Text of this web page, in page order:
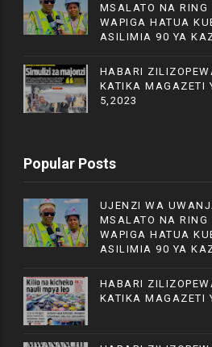
MSALATO NA RING
WAPIGA HATUA
ASILIMIA 90 YA
HABARI
KATIKA MAGAZETI
5,2023
Popular Posts
UJENZI WA
MSALATO NA RING
WAPIGA HATUA
ASILIMIA 90 YA
HABARI
KATIKA MAGAZETI